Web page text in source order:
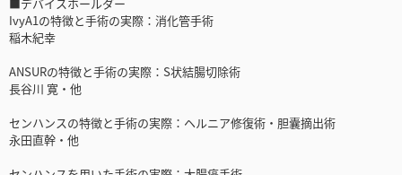
IvyA1の特徴と手術の実際：消化管手術
稲木紀幸
ANSURの特徴と手術の実際：S状結腸切除術
長谷川 寛・他
センハンスの特徴と手術の実際：ヘルニア修復術・胆囊摘出術
永田直幹・他